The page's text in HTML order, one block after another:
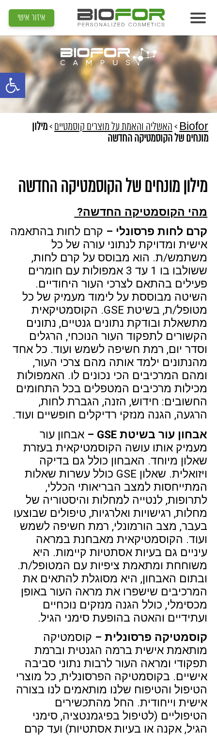
פתח סרגל
אודות
מוצרים
תוצאות
מדיה
מאמרים
איתור קוסמטיקאית
איזור אישי
Biofor
> האשליה והאמת על מוצרים קוסמטיים >מילון
מונחים של הקוסמטיקה החדשה
מילון מונחים של הקוסמטיקה החדשה
מהי הקוסמטיקה החדשה?
קרם לחות פרסונלי – קרם לחות בהתאמה
אישית ומדויקת לנתוני עורה של כל
משתמש/ת. הוא מבוסס על קרם לחות,
ששולבו בו 1 עד 3 אמפולות עם חומרים
פעילים בהתאם לצרכי העור היחודיים.
השיטה מבוססת על לימוד מעמיק של כל
מטופל/ת, בשיטת GSE. הקוסמטיקאית
מתשאלת ובודקת נתונים גנטיים, נתונים
הקשורים לתפקוד העור הנוכחי, הרגלים
וסדר יום, רמת חשיפה לשמש ועוד. כל אחד
מהנתונים ילמד אותה מהם צרכי העור,
ומהם המרכיבים הכי נכונים לו. האמפולות
מכילות מרכיבים המטפלים בכל התחומים
החשובים: חידוש, הזנה, הגברת לחות,
הרגעה, הגנה מנזקי רדיקלים חופשיים ועוד.
אבחון עור בשיטת GSE –
אבחון עור
מעמיק אותו עושה הקוסמטיקאית בעזרת
שאלון מיוחד. האבחון כולל גם בדיקה
ויזואלית. שאלון GSE כולל עשרות שאלות
המתייחסות למצב הבריאותי הכללי,
לתרופות, לנטייה למחלות והיסטוריה של
מחלות, רגישויות ואלרגיות, טיפולים שבוצעו
בעבר, מצב הורמונלי, רמת חשיפה לשמש
ועוד. הקוסמטיקאית מאבחנת במראה
עיניים גם בעיות אסתטיות קיימות. היא
משוחחת ומתאמת ציפיות עם המטופל/ת.
ובתום האבחון, היא מסוגלת להתאים את
המרכיבים שישפרו את מראה העור באופן
מכסימלי, כולל הגנה מנזקים נוכחיים
ועתידיים והאטה בהופעת סימני הגיל.
קוסמטיקה פרסונלית – קוסמטיקה
מותאמת אישית ברמה הגנטית וברמת
תפקודי ומראה העור לרבות נתוני סביבה
אישיים. בקוסמטיקה הפרסונלית, כל מוצרי
הטיפול והטיפוח שלנו מותאמים לנו בצורה
אישית וייחודית. החל מהתכשירים
הטיפוליים (לטיפול בפיגמנטציה, סימני
הגיל, אקנה או בעיות אסתטיות) ועד קרם